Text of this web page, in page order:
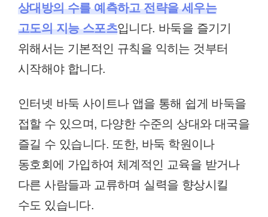
상대방의 수를 예측하고 전략을 세우는
고도의 지능 스포츠입니다. 바둑을 즐기기
위해서는 기본적인 규칙을 익히는 것부터
시작해야 합니다.
인터넷 바둑 사이트나 앱을 통해 쉽게 바둑을
접할 수 있으며, 다양한 수준의 상대와 대국을
즐길 수 있습니다. 또한, 바둑 학원이나
동호회에 가입하여 체계적인 교육을 받거나
다른 사람들과 교류하며 실력을 향상시킬
수도 있습니다.